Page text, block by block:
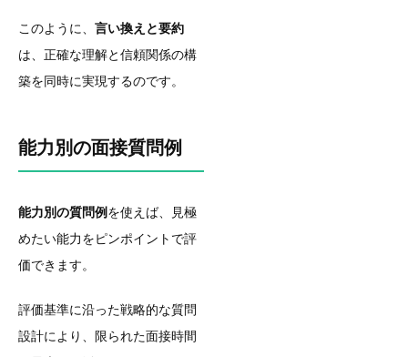
このように、 言い換えと要約
は、正確な理解と信頼関係の構
築を同時に実現するのです。
能力別の面接質問例
能力別の質問例を使えば、見極
めたい能力をピンポイントで評
価できます。
評価基準に沿った戦略的な質問
設計により、限られた面接時間